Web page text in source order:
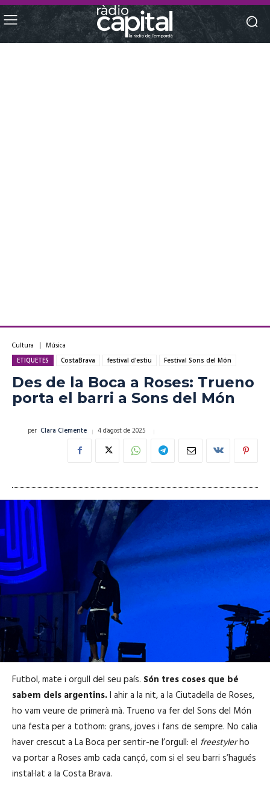
Cultura Música
ETIQUETES CostaBrava festival d'estiu Festival Sons del Món
Des de la Boca a Roses: Trueno
porta el barri a Sons del Món
per Clara Clemente 4 d'agost de 2025
Futbol, mate i orgull del seu país. Són tres coses que bé
sabem dels argentins.I ahir a la nit, a la Ciutadella de Roses,
ho vam veure de primerà mà. Trueno va fer del Sons del Món
una festa per a tothom: grans, joves i fans de sempre. No calia
haver crescut a La Boca per sentir-ne l’orgull: el freestylerho
va portar a Roses amb cada cançó, com si el seu barri s’hagués
instal·lat a la Costa Brava.